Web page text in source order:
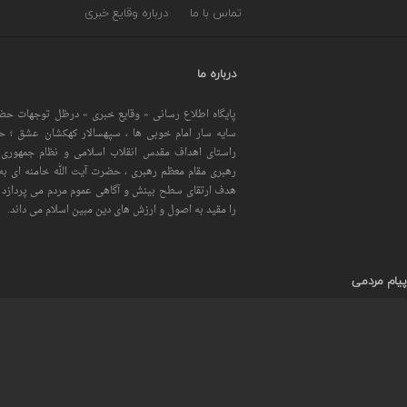
تماس با ما درباره وقایع خبری
درباره ما
پایگاه اطلاع رسانی « وقایع خبری » درظل توجهات
سایه سار امام خوبی ها ، سپهسالار کهکشان عشق
راستای اهداف مقدس انقلاب اسلامی و نظام
رهبری مقام معظم رهبری ، حضرت آیت الله خامنه ای
هدف ارتقای سطح بینش و آگاهی عموم مردم می
را مقید به اصول و ارزش های دین مبین اسلام می داند.
پیام مردمی